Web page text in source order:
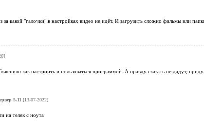
какой "галочки" в настройках видео не идёт. И загрузить сложно фильмы или
как настроить и пользоваться программой. А правду сказать не дадут,
5.11 [13-07-2022]
на телек с ноута